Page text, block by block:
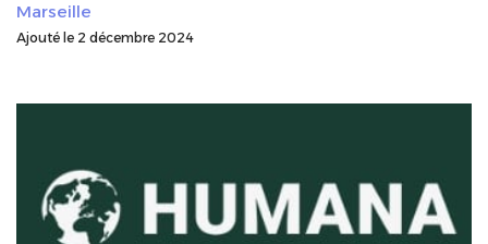
Marseille
Ajouté le 2 décembre 2024